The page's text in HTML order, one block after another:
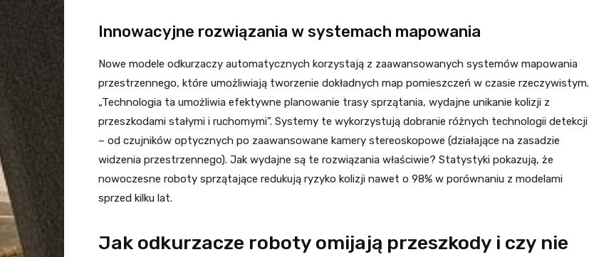
Innowacyjne rozwiązania w systemach mapowania
Nowe modele odkurzaczy automatycznych korzystają z zaawansowanych systemów mapowania
przestrzennego, które umożliwiają tworzenie dokładnych map pomieszczeń w czasie rzeczywistym.
„Technologia ta umożliwia efektywne planowanie trasy sprzątania, wydajne unikanie kolizji z
przeszkodami stałymi i ruchomymi”. Systemy te wykorzystują dobranie różnych technologii detekcji
– od czujników optycznych po zaawansowane kamery stereoskopowe (działające na zasadzie
widzenia przestrzennego). Jak wydajne są te rozwiązania właściwie? Statystyki pokazują, że
nowoczesne roboty sprzątające redukują ryzyko kolizji nawet o 98% w porównaniu z modelami
sprzed kilku lat.
Jak odkurzacze roboty omijają przeszkody i czy nie